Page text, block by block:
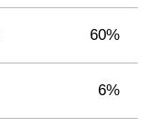
60%
6%